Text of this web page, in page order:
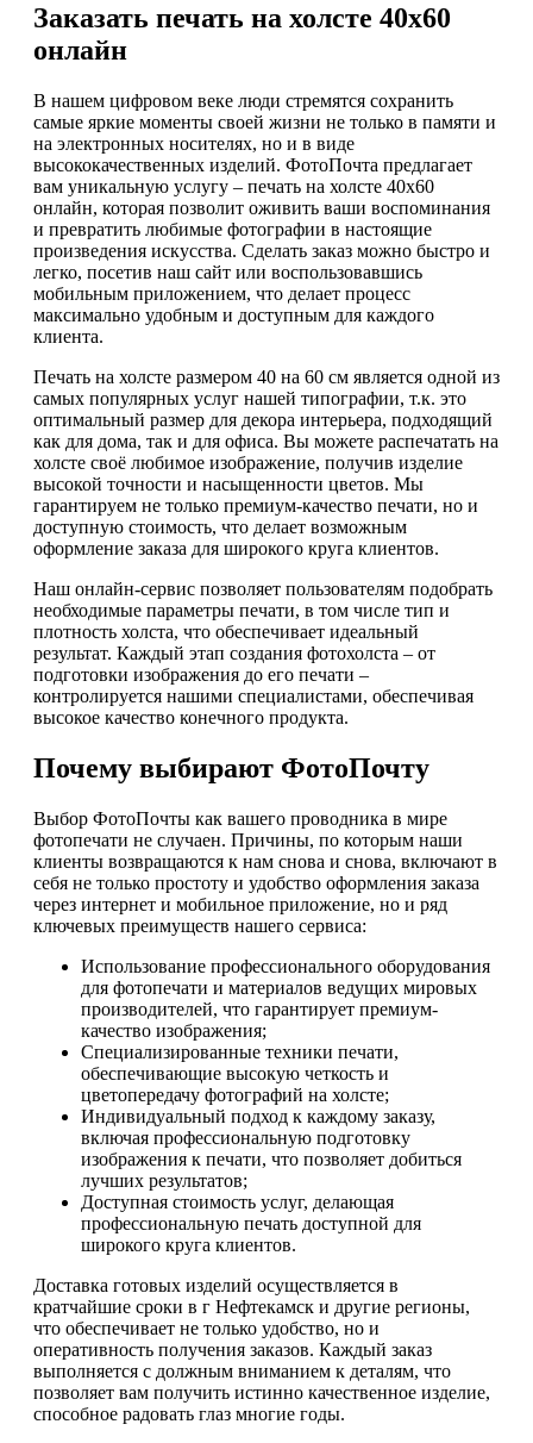
Заказать печать на холсте 40х60
онлайн
В нашем цифровом веке люди стремятся сохранить
самые яркие моменты своей жизни не только в памяти и
на электронных носителях, но и в виде
высококачественных изделий. ФотоПочта предлагает
вам уникальную услугу – печать на холсте 40х60
онлайн, которая позволит оживить ваши воспоминания
и превратить любимые фотографии в настоящие
произведения искусства. Сделать заказ можно быстро и
легко, посетив наш сайт или воспользовавшись
мобильным приложением, что делает процесс
максимально удобным и доступным для каждого
клиента.
Печать на холсте размером 40 на 60 см является одной из
самых популярных услуг нашей типографии, т.к. это
оптимальный размер для декора интерьера, подходящий
как для дома, так и для офиса. Вы можете распечатать на
холсте своё любимое изображение, получив изделие
высокой точности и насыщенности цветов. Мы
гарантируем не только премиум-качество печати, но и
доступную стоимость, что делает возможным
оформление заказа для широкого круга клиентов.
Наш онлайн-сервис позволяет пользователям подобрать
необходимые параметры печати, в том числе тип и
плотность холста, что обеспечивает идеальный
результат. Каждый этап создания фотохолста – от
подготовки изображения до его печати –
контролируется нашими специалистами, обеспечивая
высокое качество конечного продукта.
Почему выбирают ФотоПочту
Выбор ФотоПочты как вашего проводника в мире
фотопечати не случаен. Причины, по которым наши
клиенты возвращаются к нам снова и снова, включают в
себя не только простоту и удобство оформления заказа
через интернет и мобильное приложение, но и ряд
ключевых преимуществ нашего сервиса:
Использование профессионального оборудования
для фотопечати и материалов ведущих мировых
производителей, что гарантирует премиум-
качество изображения;
Специализированные техники печати,
обеспечивающие высокую четкость и
цветопередачу фотографий на холсте;
Индивидуальный подход к каждому заказу,
включая профессиональную подготовку
изображения к печати, что позволяет добиться
лучших результатов;
Доступная стоимость услуг, делающая
профессиональную печать доступной для
широкого круга клиентов.
Доставка готовых изделий осуществляется в
кратчайшие сроки в г Нефтекамск и другие регионы,
что обеспечивает не только удобство, но и
оперативность получения заказов. Каждый заказ
выполняется с должным вниманием к деталям, что
позволяет вам получить истинно качественное изделие,
способное радовать глаз многие годы.